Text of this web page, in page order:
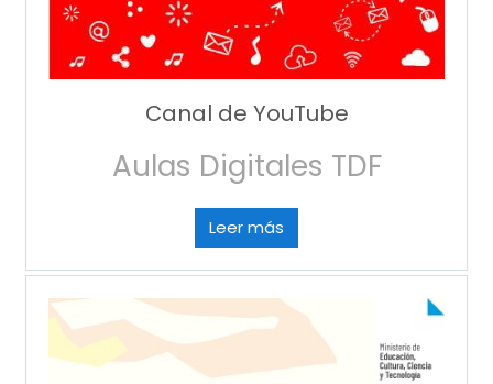
Canal de YouTube
Aulas Digitales TDF
Leer más